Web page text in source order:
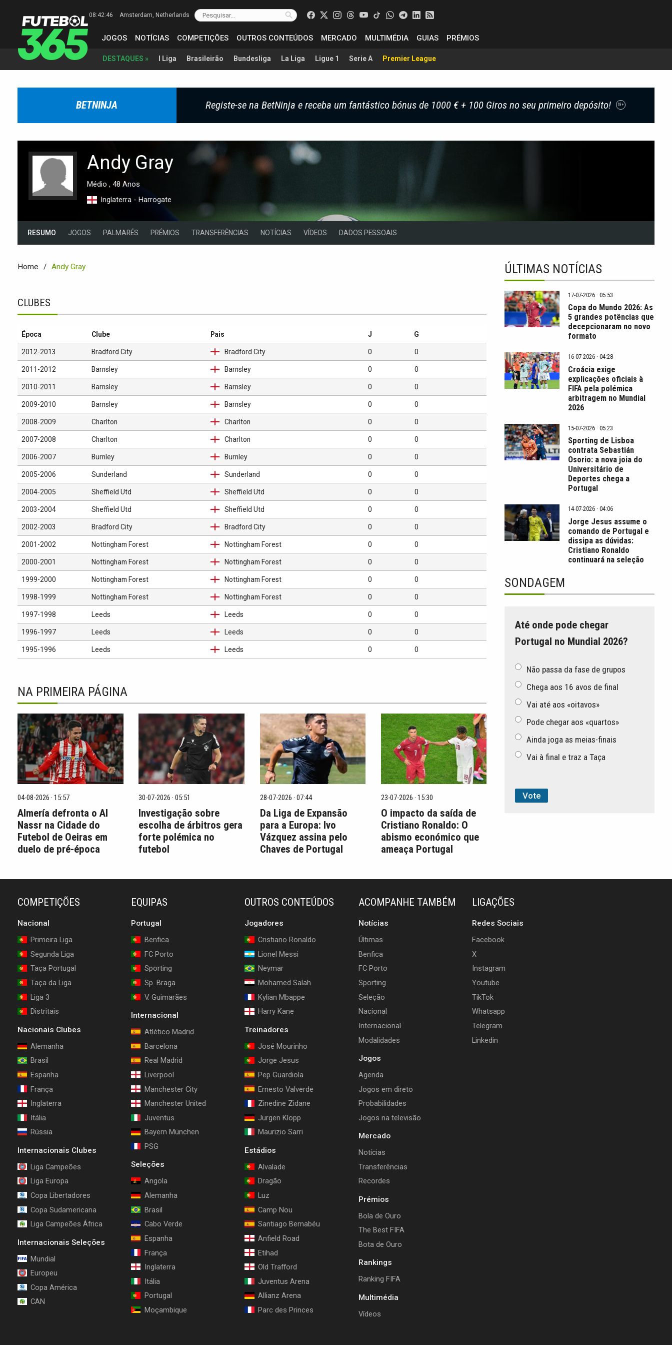
08:42:46 Amsterdam, Netherlands
JOGOS NOTÍCIAS COMPETIÇÕES OUTROS CONTEÚDOS MERCADO MULTIMÉDIA GUIAS PRÉMIOS
DESTAQUES » I Liga Brasileirão Bundesliga La Liga Ligue 1 Serie A Premier League
BETNINJA Registe-se na BetNinja e receba um fantástico bónus de 1000 € + 100 Giros no seu primeiro depósito! 18+
Andy Gray
Médio , 48 Anos
Inglaterra - Harrogate
RESUMO JOGOS PALMARÉS PRÉMIOS TRANSFERÊNCIAS NOTÍCIAS VÍDEOS DADOS PESSOAIS
Home Andy Gray
CLUBES
Época Clube Pais J G
2012-2013 Bradford City Bradford City 0 0
2011-2012 Barnsley Barnsley 0 0
2010-2011 Barnsley Barnsley 0 0
2009-2010 Barnsley Barnsley 0 0
2008-2009 Charlton Charlton 0 0
2007-2008 Charlton Charlton 0 0
2006-2007 Burnley Burnley 0 0
2005-2006 Sunderland Sunderland 0 0
2004-2005 Sheffield Utd Sheffield Utd 0 0
2003-2004 Sheffield Utd Sheffield Utd 0 0
2002-2003 Bradford City Bradford City 0 0
2001-2002 Nottingham Forest Nottingham Forest 0 0
2000-2001 Nottingham Forest Nottingham Forest 0 0
1999-2000 Nottingham Forest Nottingham Forest 0 0
1998-1999 Nottingham Forest Nottingham Forest 0 0
1997-1998 Leeds Leeds 0 0
1996-1997 Leeds Leeds 0 0
1995-1996 Leeds Leeds 0 0
NA PRIMEIRA PÁGINA
04-08-2026 · 15:57
Almería defronta o Al
Nassr na Cidade do
Futebol de Oeiras em
duelo de pré-época
30-07-2026 · 05:51
Investigação sobre
escolha de árbitros gera
forte polémica no
futebol
28-07-2026 · 07:44
Da Liga de Expansão
para a Europa: Ivo
Vázquez assina pelo
Chaves de Portugal
23-07-2026 · 15:30
O impacto da saída de
Cristiano Ronaldo: O
abismo económico que
ameaça Portugal
ÚLTIMAS NOTÍCIAS
17-07-2026 · 05:53
Copa do Mundo 2026: As
5 grandes potências que
decepcionaram no novo
formato
16-07-2026 · 04:28
Croácia exige
explicações oficiais à
FIFA pela polémica
arbitragem no Mundial
2026
15-07-2026 · 05:23
Sporting de Lisboa
contrata Sebastián
Osorio: a nova joia do
Universitário de
Deportes chega a
Portugal
14-07-2026 · 04:06
Jorge Jesus assume o
comando de Portugal e
dissipa as dúvidas:
Cristiano Ronaldo
continuará na seleção
SONDAGEM
Até onde pode chegar
Portugal no Mundial 2026?
Não passa da fase de grupos
Chega aos 16 avos de final
Vai até aos «oitavos»
Pode chegar aos «quartos»
Ainda joga as meias-finais
Vai à final e traz a Taça
COMPETIÇÕES
Nacional
Primeira Liga
Segunda Liga
Taça Portugal
Taça da Liga
Liga 3
Distritais
Nacionais Clubes
Alemanha
Brasil
Espanha
França
Inglaterra
Itália
Rússia
Internacionais Clubes
Liga Campeões
Liga Europa
Copa Libertadores
Copa Sudamericana
Liga Campeões África
Internacionais Seleções
Mundial
Europeu
Copa América
CAN
EQUIPAS
Portugal
Benfica
FC Porto
Sporting
Sp. Braga
V. Guimarães
Internacional
Atlético Madrid
Barcelona
Real Madrid
Liverpool
Manchester City
Manchester United
Juventus
Bayern München
PSG
Seleções
Angola
Alemanha
Brasil
Cabo Verde
Espanha
França
Inglaterra
Itália
Portugal
Moçambique
OUTROS CONTEÚDOS
Jogadores
Cristiano Ronaldo
Lionel Messi
Neymar
Mohamed Salah
Kylian Mbappe
Harry Kane
Treinadores
José Mourinho
Jorge Jesus
Pep Guardiola
Ernesto Valverde
Zinedine Zidane
Jurgen Klopp
Maurizio Sarri
Estádios
Alvalade
Dragão
Luz
Camp Nou
Santiago Bernabéu
Anfield Road
Etihad
Old Trafford
Juventus Arena
Allianz Arena
Parc des Princes
ACOMPANHE TAMBÉM
Notícias
Últimas
Benfica
FC Porto
Sporting
Seleção
Nacional
Internacional
Modalidades
Jogos
Agenda
Jogos em direto
Probabilidades
Jogos na televisão
Mercado
Notícias
Transferências
Recordes
Prémios
Bola de Ouro
The Best FIFA
Bota de Ouro
Rankings
Ranking FIFA
Multimédia
Vídeos
LIGAÇÕES
Redes Sociais
Facebook
X
Instagram
Youtube
TikTok
Whatsapp
Telegram
Linkedin